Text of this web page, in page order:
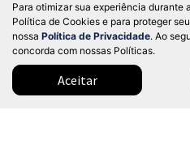
Dealer BYD -
Ver Mais
Valor a
Para otimizar sua experiência durante
Política de Cookies e para proteger
nossa Política de Privacidade. Ao
concorda com nossas Políticas.
Aceitar